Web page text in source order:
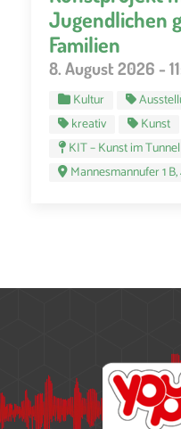
Jugendlichen
Familien
8. August 2026 -
Kultur
kreativ
Kunst
KIT – Kunst im Tunnel
Mannesmannufer 1